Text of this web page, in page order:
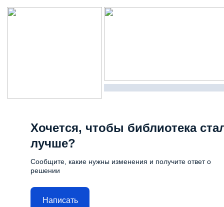
Хочется, чтобы библиотека
лучше?
Сообщите, какие нужны изменения и получите ответ о
решении
Написать